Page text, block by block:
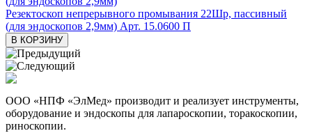
Резектоскоп непрерывного промывания 22Шр, пассивный
(для эндоскопов 2,9мм) Арт. 15.0600 П
В КОРЗИНУ
ООО «НПФ «ЭлМед» производит и реализует инструменты,
оборудование и эндоскопы для лапароскопии, торакоскопии,
риноскопии.